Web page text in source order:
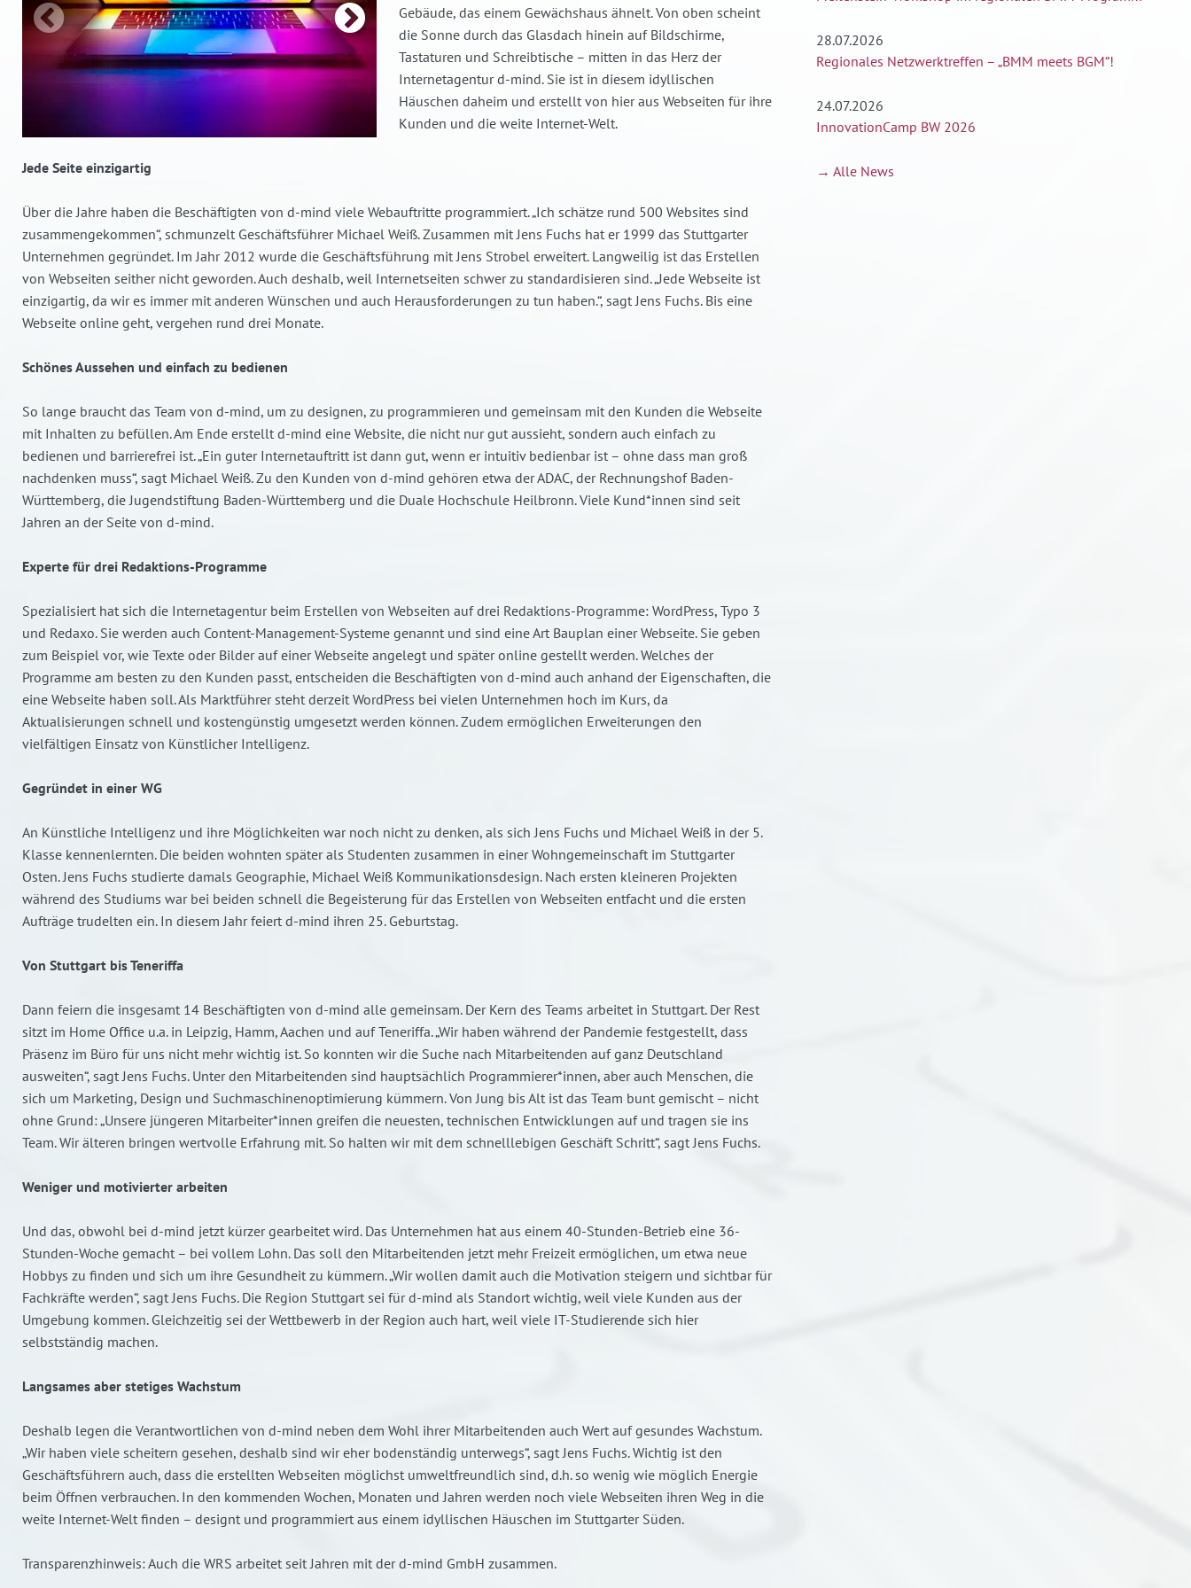
Gebäude, das einem Gewächshaus ähnelt. Von oben scheint
die Sonne durch das Glasdach hinein auf Bildschirme,
Tastaturen und Schreibtische – mitten in das Herz der
Internetagentur d-mind. Sie ist in diesem idyllischen
Häuschen daheim und erstellt von hier aus Webseiten für ihre
Kunden und die weite Internet-Welt.
Jede Seite einzigartig
Über die Jahre haben die Beschäftigten von d-mind viele Webauftritte programmiert. „Ich schätze rund 500 Websites sind
zusammengekommen“, schmunzelt Geschäftsführer Michael Weiß. Zusammen mit Jens Fuchs hat er 1999 das Stuttgarter
Unternehmen gegründet. Im Jahr 2012 wurde die Geschäftsführung mit Jens Strobel erweitert. Langweilig ist das Erstellen
von Webseiten seither nicht geworden. Auch deshalb, weil Internetseiten schwer zu standardisieren sind. „Jede Webseite ist
einzigartig, da wir es immer mit anderen Wünschen und auch Herausforderungen zu tun haben.“, sagt Jens Fuchs. Bis eine
Webseite online geht, vergehen rund drei Monate.
Schönes Aussehen und einfach zu bedienen
So lange braucht das Team von d-mind, um zu designen, zu programmieren und gemeinsam mit den Kunden die Webseite
mit Inhalten zu befüllen. Am Ende erstellt d-mind eine Website, die nicht nur gut aussieht, sondern auch einfach zu
bedienen und barrierefrei ist. „Ein guter Internetauftritt ist dann gut, wenn er intuitiv bedienbar ist – ohne dass man groß
nachdenken muss“, sagt Michael Weiß. Zu den Kunden von d-mind gehören etwa der ADAC, der Rechnungshof Baden-
Württemberg, die Jugendstiftung Baden-Württemberg und die Duale Hochschule Heilbronn. Viele Kund*innen sind seit
Jahren an der Seite von d-mind.
Experte für drei Redaktions-Programme
Spezialisiert hat sich die Internetagentur beim Erstellen von Webseiten auf drei Redaktions-Programme: WordPress, Typo 3
und Redaxo. Sie werden auch Content-Management-Systeme genannt und sind eine Art Bauplan einer Webseite. Sie geben
zum Beispiel vor, wie Texte oder Bilder auf einer Webseite angelegt und später online gestellt werden. Welches der
Programme am besten zu den Kunden passt, entscheiden die Beschäftigten von d-mind auch anhand der Eigenschaften, die
eine Webseite haben soll. Als Marktführer steht derzeit WordPress bei vielen Unternehmen hoch im Kurs, da
Aktualisierungen schnell und kostengünstig umgesetzt werden können. Zudem ermöglichen Erweiterungen den
vielfältigen Einsatz von Künstlicher Intelligenz.
Gegründet in einer WG
An Künstliche Intelligenz und ihre Möglichkeiten war noch nicht zu denken, als sich Jens Fuchs und Michael Weiß in der 5.
Klasse kennenlernten. Die beiden wohnten später als Studenten zusammen in einer Wohngemeinschaft im Stuttgarter
Osten. Jens Fuchs studierte damals Geographie, Michael Weiß Kommunikationsdesign. Nach ersten kleineren Projekten
während des Studiums war bei beiden schnell die Begeisterung für das Erstellen von Webseiten entfacht und die ersten
Aufträge trudelten ein. In diesem Jahr feiert d-mind ihren 25. Geburtstag.
Von Stuttgart bis Teneriffa
Dann feiern die insgesamt 14 Beschäftigten von d-mind alle gemeinsam. Der Kern des Teams arbeitet in Stuttgart. Der Rest
sitzt im Home Office u.a. in Leipzig, Hamm, Aachen und auf Teneriffa. „Wir haben während der Pandemie festgestellt, dass
Präsenz im Büro für uns nicht mehr wichtig ist. So konnten wir die Suche nach Mitarbeitenden auf ganz Deutschland
ausweiten“, sagt Jens Fuchs. Unter den Mitarbeitenden sind hauptsächlich Programmierer*innen, aber auch Menschen, die
sich um Marketing, Design und Suchmaschinenoptimierung kümmern. Von Jung bis Alt ist das Team bunt gemischt – nicht
ohne Grund: „Unsere jüngeren Mitarbeiter*innen greifen die neuesten, technischen Entwicklungen auf und tragen sie ins
Team. Wir älteren bringen wertvolle Erfahrung mit. So halten wir mit dem schnelllebigen Geschäft Schritt“, sagt Jens Fuchs.
Weniger und motivierter arbeiten
Und das, obwohl bei d-mind jetzt kürzer gearbeitet wird. Das Unternehmen hat aus einem 40-Stunden-Betrieb eine 36-
Stunden-Woche gemacht – bei vollem Lohn. Das soll den Mitarbeitenden jetzt mehr Freizeit ermöglichen, um etwa neue
Hobbys zu finden und sich um ihre Gesundheit zu kümmern. „Wir wollen damit auch die Motivation steigern und sichtbar für
Fachkräfte werden“, sagt Jens Fuchs. Die Region Stuttgart sei für d-mind als Standort wichtig, weil viele Kunden aus der
Umgebung kommen. Gleichzeitig sei der Wettbewerb in der Region auch hart, weil viele IT-Studierende sich hier
selbstständig machen.
Langsames aber stetiges Wachstum
Deshalb legen die Verantwortlichen von d-mind neben dem Wohl ihrer Mitarbeitenden auch Wert auf gesundes Wachstum.
„Wir haben viele scheitern gesehen, deshalb sind wir eher bodenständig unterwegs“, sagt Jens Fuchs. Wichtig ist den
Geschäftsführern auch, dass die erstellten Webseiten möglichst umweltfreundlich sind, d.h. so wenig wie möglich Energie
beim Öffnen verbrauchen. In den kommenden Wochen, Monaten und Jahren werden noch viele Webseiten ihren Weg in die
weite Internet-Welt finden – designt und programmiert aus einem idyllischen Häuschen im Stuttgarter Süden.
Transparenzhinweis: Auch die WRS arbeitet seit Jahren mit der d-mind GmbH zusammen.
28.07.2026
Regionales Netzwerktreffen – „BMM meets BGM“!
24.07.2026
InnovationCamp BW 2026
→ Alle News